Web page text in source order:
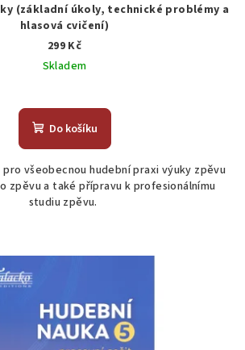
(základní úkoly, technické problémy a
hlasová cvičení)
299 Kč
Skladem
hodnocení
produktu
z
5
hvězdiček.
Do košíku
všeobecnou hudební praxi výuky zpěvu
zpěvu a také přípravu k profesionálnímu
studiu zpěvu.